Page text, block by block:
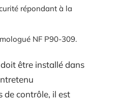
répondant à la
NF P90-309.
être installé dans
de contrôle, il est